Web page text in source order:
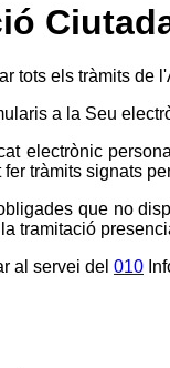
tots els tràmits de
a la Seu
electrònic
tràmits signats
que no
tramitació
al servei del 010